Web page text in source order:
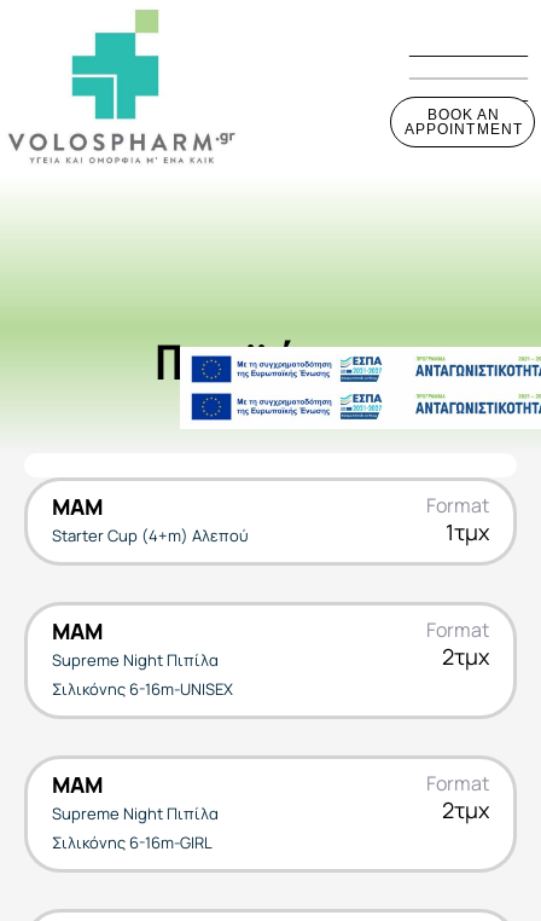
BOOK AN
APPOINTMENT
Προϊόντα
MAM
Starter Cup (4+m) Αλεπού
Format
1τμχ
MAM
Supreme Night Πιπίλα
Σιλικόνης 6-16m-UNISEX
Format
2τμχ
MAM
Supreme Night Πιπίλα
Σιλικόνης 6-16m-GIRL
Format
2τμχ